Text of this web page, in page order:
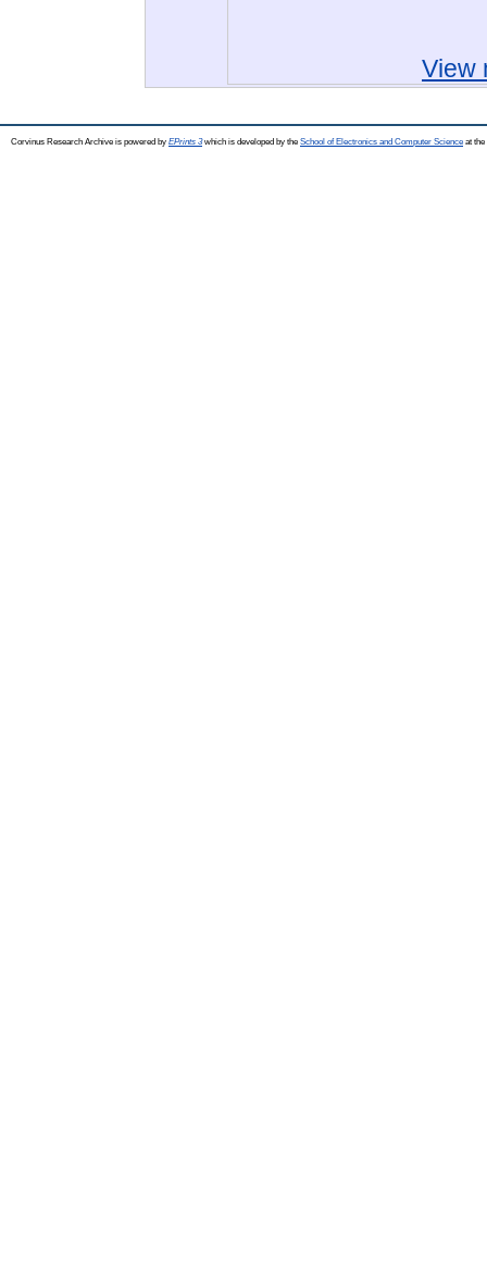
View
Corvinus Research Archive is powered by EPrints 3which is developed by the School of Electronics and Computer Science at